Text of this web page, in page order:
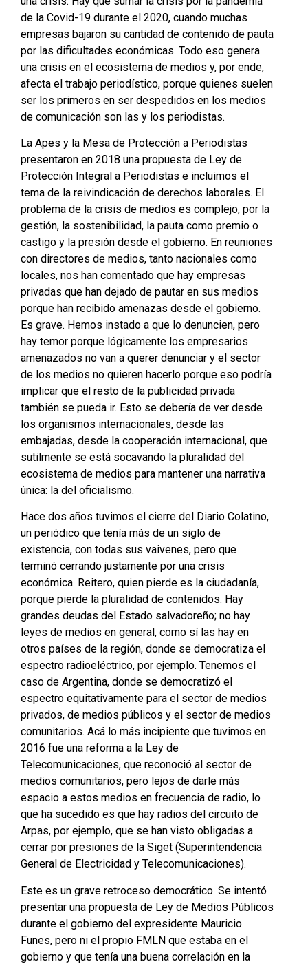
de la Covid-19 durante el 2020, cuando muchas
empresas bajaron su cantidad de contenido de pauta
por las dificultades económicas. Todo eso genera
una crisis en el ecosistema de medios y, por ende,
afecta el trabajo periodístico, porque quienes suelen
ser los primeros en ser despedidos en los medios
de comunicación son las y los periodistas.
La Apes y la Mesa de Protección a Periodistas
presentaron en 2018 una propuesta de Ley de
Protección Integral a Periodistas e incluimos el
tema de la reivindicación de derechos laborales. El
problema de la crisis de medios es complejo, por la
gestión, la sostenibilidad, la pauta como premio o
castigo y la presión desde el gobierno. En reuniones
con directores de medios, tanto nacionales como
locales, nos han comentado que hay empresas
privadas que han dejado de pautar en sus medios
porque han recibido amenazas desde el gobierno.
Es grave. Hemos instado a que lo denuncien, pero
hay temor porque lógicamente los empresarios
amenazados no van a querer denunciar y el sector
de los medios no quieren hacerlo porque eso podría
implicar que el resto de la publicidad privada
también se pueda ir. Esto se debería de ver desde
los organismos internacionales, desde las
embajadas, desde la cooperación internacional, que
sutilmente se está socavando la pluralidad del
ecosistema de medios para mantener una narrativa
única: la del oficialismo.
Hace dos años tuvimos el cierre del Diario Colatino,
un periódico que tenía más de un siglo de
existencia, con todas sus vaivenes, pero que
terminó cerrando justamente por una crisis
económica. Reitero, quien pierde es la ciudadanía,
porque pierde la pluralidad de contenidos. Hay
grandes deudas del Estado salvadoreño; no hay
leyes de medios en general, como sí las hay en
otros países de la región, donde se democratiza el
espectro radioeléctrico, por ejemplo. Tenemos el
caso de Argentina, donde se democratizó el
espectro equitativamente para el sector de medios
privados, de medios públicos y el sector de medios
comunitarios. Acá lo más incipiente que tuvimos en
2016 fue una reforma a la Ley de
Telecomunicaciones, que reconoció al sector de
medios comunitarios, pero lejos de darle más
espacio a estos medios en frecuencia de radio, lo
que ha sucedido es que hay radios del circuito de
Arpas, por ejemplo, que se han visto obligadas a
cerrar por presiones de la Siget (Superintendencia
General de Electricidad y Telecomunicaciones).
Este es un grave retroceso democrático. Se intentó
presentar una propuesta de Ley de Medios Públicos
durante el gobierno del expresidente Mauricio
Funes, pero ni el propio FMLN que estaba en el
gobierno y que tenía una buena correlación en la